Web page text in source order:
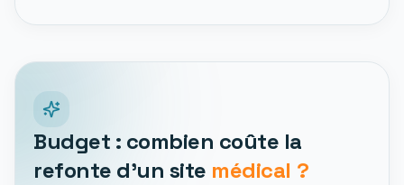
Budget : combien coûte la
refonte d'un site médical ?